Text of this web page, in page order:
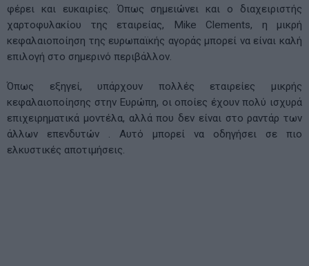
φέρει και ευκαιρίες. Όπως σημειώνει και ο διαχειριστής
χαρτοφυλακίου της εταιρείας, Mike Clements, η μικρή
κεφαλαιοποίηση της ευρωπαϊκής αγοράς μπορεί να είναι καλή
επιλογή στο σημερινό περιβάλλον.
Όπως εξηγεί, υπάρχουν πολλές εταιρείες μικρής
κεφαλαιοποίησης στην Ευρώπη, οι οποίες έχουν πολύ ισχυρά
επιχειρηματικά μοντέλα, αλλά που δεν είναι στο ραντάρ των
άλλων επενδυτών . Αυτό μπορεί να οδηγήσει σε πιο
ελκυστικές αποτιμήσεις.